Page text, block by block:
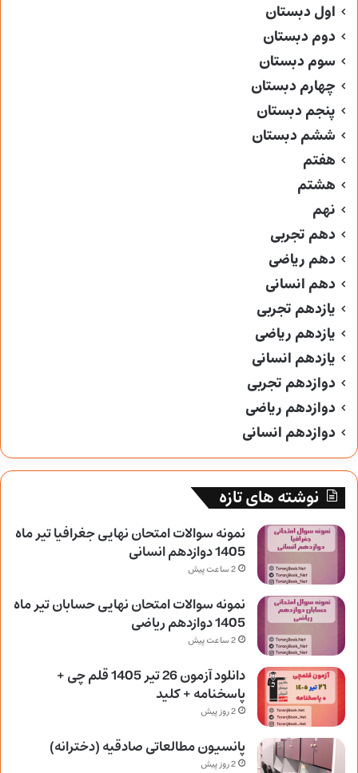
اول دبستان
دوم دبستان
سوم دبستان
چهارم دبستان
پنجم دبستان
ششم دبستان
هفتم
هشتم
نهم
دهم تجربی
دهم ریاضی
دهم انسانی
یازدهم تجربی
یازدهم ریاضی
یازدهم انسانی
دوازدهم تجربی
دوازدهم ریاضی
دوازدهم انسانی
نوشته های تازه
نمونه سوالات امتحان نهایی جغرافیا تیر ماه
1405 دوازدهم انسانی
2 ساعت پیش
نمونه سوالات امتحان نهایی حسابان تیر ماه
1405 دوازدهم ریاضی
2 ساعت پیش
دانلود آزمون 26 تیر 1405 قلم چی +
پاسخنامه + کلید
2 روز پیش
پانسیون مطالعاتی صادقیه (دخترانه)
2 روز پیش